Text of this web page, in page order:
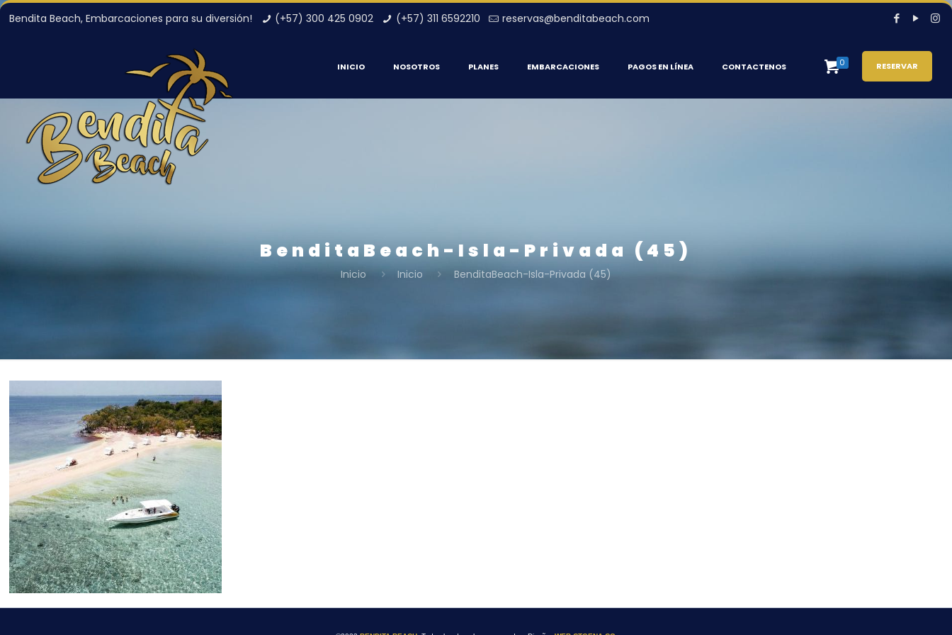
Bendita Beach, Embarcaciones para su diversión! (+57) 300 425 0902 (+57) 311 6592210 reservas@benditabeach.com
INICIO NOSOTROS PLANES EMBARCACIONES PAGOS EN LÍNEA CONTACTENOS 0 RESERVAR
BenditaBeach-Isla-Privada (45)
Inicio Inicio BenditaBeach-Isla-Privada (45)